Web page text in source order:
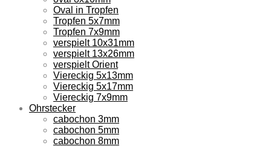
Oval in Tropfen
Tropfen 5x7mm
Tropfen 7x9mm
verspielt 10x31mm
verspielt 13x26mm
verspielt Orient
Viereckig 5x13mm
Viereckig 5x17mm
Viereckig 7x9mm
Ohrstecker
cabochon 3mm
cabochon 5mm
cabochon 8mm